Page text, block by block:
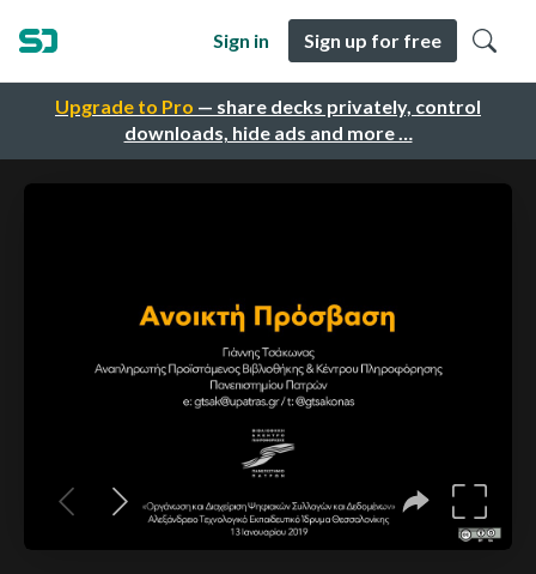
Upgrade to Pro — share decks privately, control
downloads, hide ads and more …
Sign in Sign up for free